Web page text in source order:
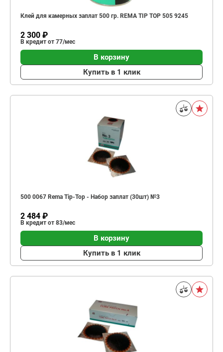
Клей для камерных заплат 500 гр. REMA TIP TOP 505 9245
2 300 ₽
В кредит от 77/мес
В корзину
Купить в 1 клик
500 0067 Rema Tip-Top - Набор заплат (30шт) №3
2 484 ₽
В кредит от 83/мес
В корзину
Купить в 1 клик